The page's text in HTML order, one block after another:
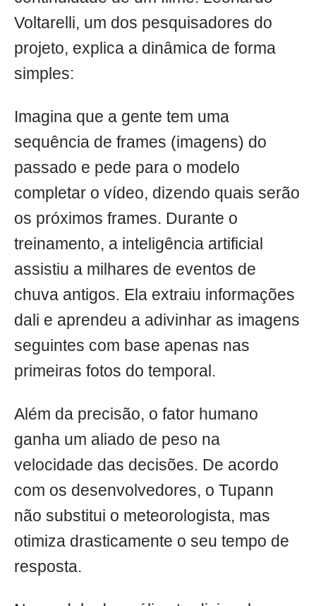
Voltarelli, um dos pesquisadores do
projeto, explica a dinâmica de forma
simples:
Imagina que a gente tem uma
sequência de frames (imagens) do
passado e pede para o modelo
completar o vídeo, dizendo quais serão
os próximos frames. Durante o
treinamento, a inteligência artificial
assistiu a milhares de eventos de
chuva antigos. Ela extraiu informações
dali e aprendeu a adivinhar as imagens
seguintes com base apenas nas
primeiras fotos do temporal.
Além da precisão, o fator humano
ganha um aliado de peso na
velocidade das decisões. De acordo
com os desenvolvedores, o Tupann
não substitui o meteorologista, mas
otimiza drasticamente o seu tempo de
resposta.